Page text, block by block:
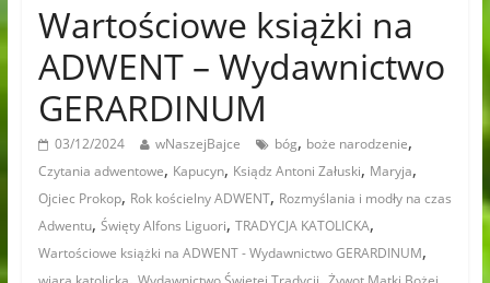
Wartościowe książki na
ADWENT – Wydawnictwo
GERARDINUM
03/12/2024 wNaszejBajce bóg, boże narodzenie,
Czytania adwentowe, Kapucyn, Ksiądz Antoni Załuski, Maryja,
Ojciec Prokop, Rok kościelny ADWENT, Rozmyślania i modły na czas
Adwentu, Święty Alfons Liguori, TRADYCJA KATOLICKA,
Wartościowe książki na ADWENT - Wydawnictwo GERARDINUM,